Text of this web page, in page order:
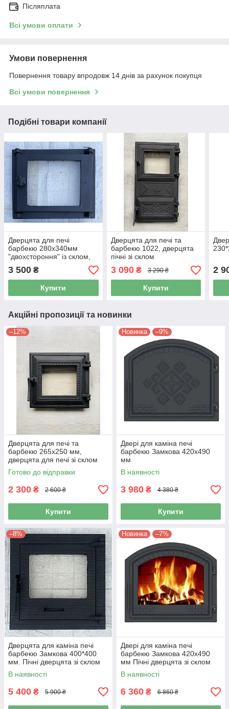
Післяплата
Всі умови оплати
Умови повернення
Повернення товару впродовж 14 днів за рахунок покупця
Всі умови повернення
Подібні товари компанії
Дверцята для печі
барбекю 280х340мм
"двохстороння" із склом,
пічна чавунна дверка
3 500 ₴
Купити
Дверцята для печі та
барбекю 1022, дверцята
пічні зі склом
3 090₴ 3 290 ₴
Купити
2
Акційні пропозиції та новинки
–12%
Дверцята для печі та
барбекю 265х250 мм,
дверцята для печі зі склом
1002
Готово до відправки
2 300 ₴ 2 600 ₴
Купити
Новинка –9%
Двері для каміна печі
барбекю Замкова 420x490
мм
В наявності
3 980 ₴ 4 380 ₴
Купити
–8%
Дверцята для каміна печі
барбекю Замкова 400*400
мм. Пічні дверцята зі склом
В наявності
5 400 ₴ 5 900 ₴
Новинка –7%
Двері для каміна печі
барбекю Замкова 420x490
мм Пічні дверцята зі склом
В наявності
6 360 ₴ 6 860 ₴